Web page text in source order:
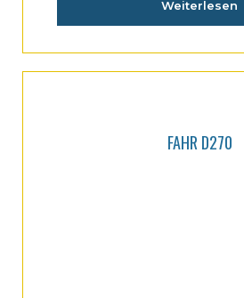
Weiterlesen